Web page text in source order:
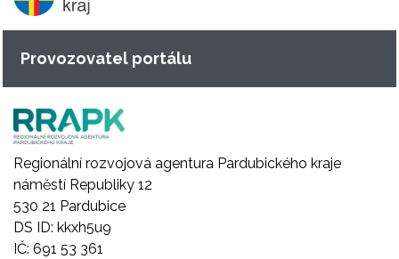
Provozovatel portálu
Regionální rozvojová agentura Pardubického kraje
náměstí Republiky 12
530 21 Pardubice
DS ID: kkxh5u9
IČ: 691 53 361